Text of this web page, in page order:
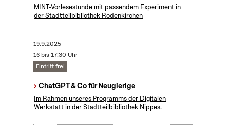
MINT-Vorlesestunde mit passendem Experiment in
der Stadtteilbibliothek Rodenkirchen
19.9.2025
16 bis 17:30 Uhr
Eintritt frei
ChatGPT & Co für Neugierige
Im Rahmen unseres Programms der Digitalen
Werkstatt in der Stadtteilbibliothek Nippes.